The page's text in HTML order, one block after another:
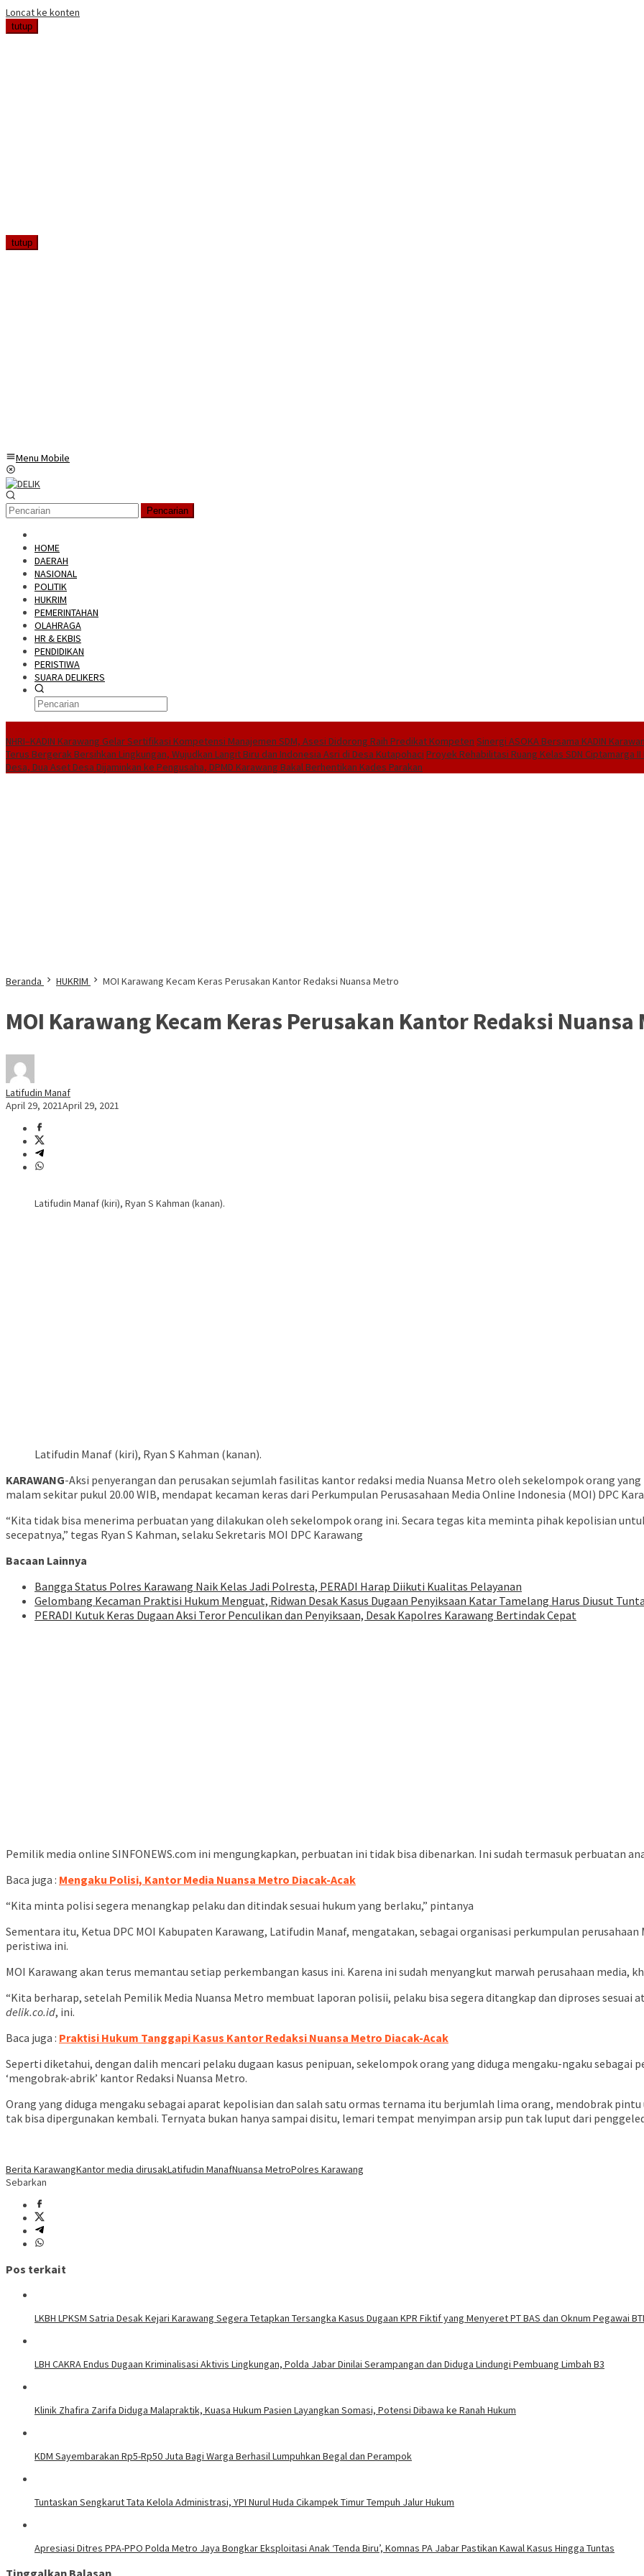
Loncat ke konten
tutup
tutup
Menu Mobile
Pencarian
HOME
DAERAH
NASIONAL
POLITIK
HUKRIM
PEMERINTAHAN
OLAHRAGA
HR & EKBIS
PENDIDIKAN
PERISTIWA
SUARA DELIKERS
NHRI–KADIN Karawang Gelar Sertifikasi Kompetensi Manajemen SDM, Asesi Didorong Raih Predikat Kompeten Sinergi ASOKA Bersama KADIN
Terus Bergerak Bersihkan Lingkungan, Wujudkan Langit Biru dan Indonesia Asri di Desa Kutapohaci Proyek Rehabilitasi Ruang Kelas SDN Ciptamarga
Desa, Dua Aset Desa Dijaminkan ke Pengusaha, DPMD Karawang Bakal Berhentikan Kades Parakan
Beranda HUKRIM MOI Karawang Kecam Keras Perusakan Kantor Redaksi Nuansa Metro
MOI Karawang Kecam Keras Perusakan Kantor Redaksi Nuansa
Latifudin Manaf
April 29, 2021April 29, 2021
Latifudin Manaf (kiri), Ryan S Kahman (kanan).
Latifudin Manaf (kiri), Ryan S Kahman (kanan).
KARAWANG-Aksi penyerangan dan perusakan sejumlah fasilitas kantor redaksi media Nuansa Metro oleh sekelompok orang
malam sekitar pukul 20.00 WIB, mendapat kecaman keras dari Perkumpulan Perusasahaan Media Online Indonesia (MOI) DPC
“Kita tidak bisa menerima perbuatan yang dilakukan oleh sekelompok orang ini. Secara tegas kita meminta pihak kepolisian
secepatnya,” tegas Ryan S Kahman, selaku Sekretaris MOI DPC Karawang
Bacaan Lainnya
Bangga Status Polres Karawang Naik Kelas Jadi Polresta, PERADI Harap Diikuti Kualitas Pelayanan
Gelombang Kecaman Praktisi Hukum Menguat, Ridwan Desak Kasus Dugaan Penyiksaan Katar Tamelang Harus Diusut
PERADI Kutuk Keras Dugaan Aksi Teror Penculikan dan Penyiksaan, Desak Kapolres Karawang Bertindak Cepat
Pemilik media online SINFONEWS.com ini mengungkapkan, perbuatan ini tidak bisa dibenarkan. Ini sudah termasuk perbuatan
Baca juga : Mengaku Polisi, Kantor Media Nuansa Metro Diacak-Acak
“Kita minta polisi segera menangkap pelaku dan ditindak sesuai hukum yang berlaku,” pintanya
Sementara itu, Ketua DPC MOI Kabupaten Karawang, Latifudin Manaf, mengatakan, sebagai organisasi perkumpulan
peristiwa ini.
MOI Karawang akan terus memantau setiap perkembangan kasus ini. Karena ini sudah menyangkut marwah perusahaan media,
“Kita berharap, setelah Pemilik Media Nuansa Metro membuat laporan polisii, pelaku bisa segera ditangkap dan diproses sesuai
delik.co.id, ini.
Baca juga : Praktisi Hukum Tanggapi Kasus Kantor Redaksi Nuansa Metro Diacak-Acak
Seperti diketahui, dengan dalih mencari pelaku dugaan kasus penipuan, sekelompok orang yang diduga mengaku-ngaku sebagai
‘mengobrak-abrik’ kantor Redaksi Nuansa Metro.
Orang yang diduga mengaku sebagai aparat kepolisian dan salah satu ormas ternama itu berjumlah lima orang, mendobrak
tak bisa dipergunakan kembali. Ternyata bukan hanya sampai disitu, lemari tempat menyimpan arsip pun tak luput dari
Berita KarawangKantor media dirusakLatifudin ManafNuansa MetroPolres Karawang
Sebarkan
Pos terkait
LKBH LPKSM Satria Desak Kejari Karawang Segera Tetapkan Tersangka Kasus Dugaan KPR Fiktif yang Menyeret PT BAS dan Oknum Pegawai
LBH CAKRA Endus Dugaan Kriminalisasi Aktivis Lingkungan, Polda Jabar Dinilai Serampangan dan Diduga Lindungi Pembuang Limbah B3
Klinik Zhafira Zarifa Diduga Malapraktik, Kuasa Hukum Pasien Layangkan Somasi, Potensi Dibawa ke Ranah Hukum
KDM Sayembarakan Rp5-Rp50 Juta Bagi Warga Berhasil Lumpuhkan Begal dan Perampok
Tuntaskan Sengkarut Tata Kelola Administrasi, YPI Nurul Huda Cikampek Timur Tempuh Jalur Hukum
Apresiasi Ditres PPA-PPO Polda Metro Jaya Bongkar Eksploitasi Anak ‘Tenda Biru’, Komnas PA Jabar Pastikan Kawal Kasus Hingga Tuntas